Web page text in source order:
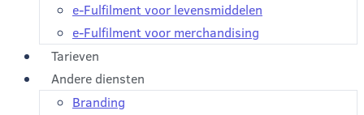
e-Fulfilment voor levensmiddelen
e-Fulfilment voor merchandising
Tarieven
Andere diensten
Branding